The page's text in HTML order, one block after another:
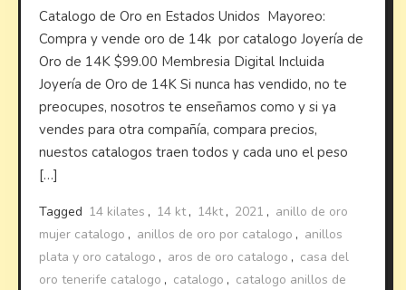
Catalogo de Oro en Estados Unidos ​Mayoreo:
Compra y vende oro de 14k por catalogo Joyería de
Oro de 14K $99.00 Membresia Digital Incluida
Joyería de Oro de 14K Si nunca has vendido, no te
preocupes, nosotros te enseñamos como y si ya
vendes para otra compañía, compara precios,
nuestos catalogos traen todos y cada uno el peso
[…]
Tagged 14 kilates , 14 kt, 14kt, 2021 , anillo de oro
mujer catalogo , anillos de oro por catalogo , anillos
plata y oro catalogo , aros de oro catalogo , casa del
oro tenerife catalogo , catalogo , catalogo anillos de